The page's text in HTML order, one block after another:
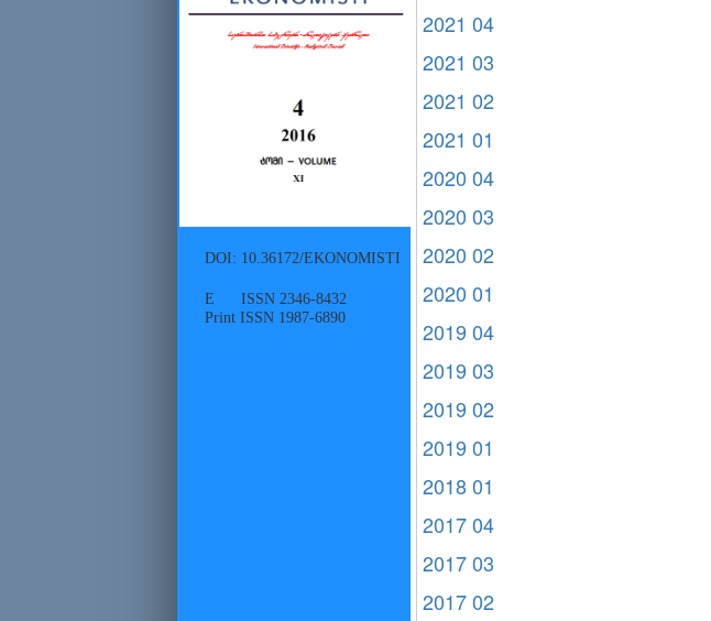
DOI: 10.36172/EKONOMISTI
E ISSN 2346-8432
Print ISSN 1987-6890
2021 04
2021 03
2021 02
2021 01
2020 04
2020 03
2020 02
2020 01
2019 04
2019 03
2019 02
2019 01
2018 01
2017 04
2017 03
2017 02